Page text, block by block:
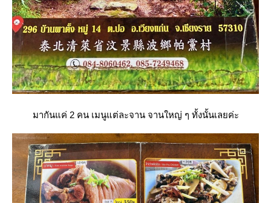
มากันแค่ 2 คน เมนูแต่ละจาน จานใหญ่ ๆ ทั้งนั้นเลยค่ะ